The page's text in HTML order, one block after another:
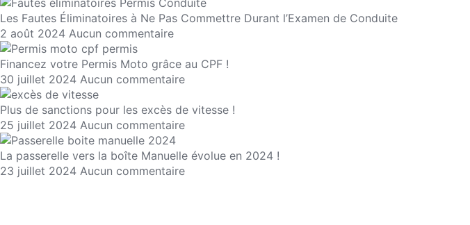
Les Fautes Éliminatoires à Ne Pas Commettre Durant l’Examen de Conduite
2 août 2024 Aucun commentaire
Financez votre Permis Moto grâce au CPF !
30 juillet 2024 Aucun commentaire
Plus de sanctions pour les excès de vitesse !
25 juillet 2024 Aucun commentaire
La passerelle vers la boîte Manuelle évolue en 2024 !
23 juillet 2024 Aucun commentaire